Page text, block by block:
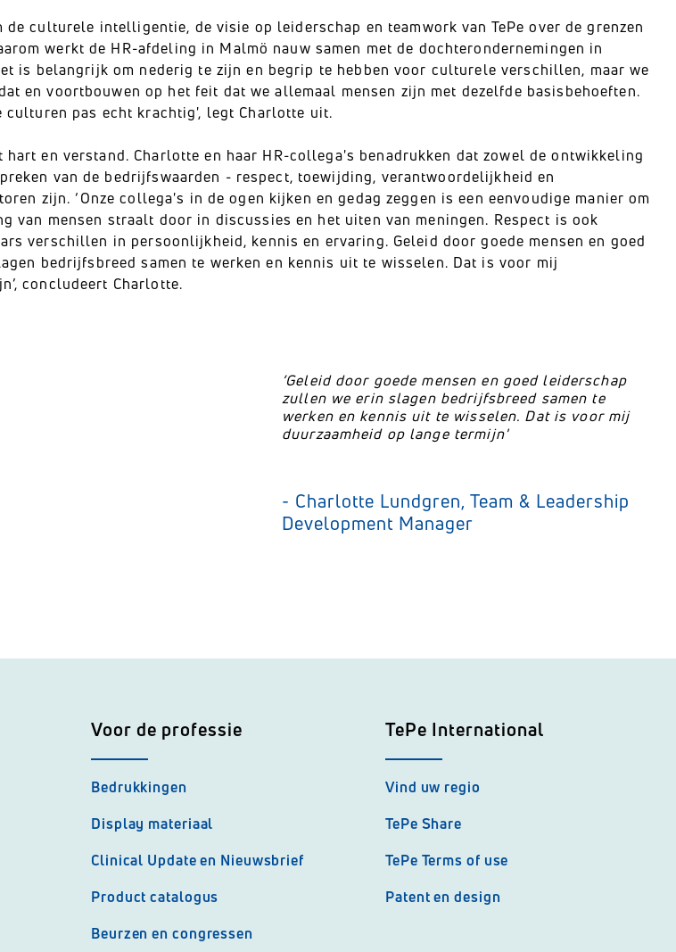
culturele intelligentie, de visie op leiderschap en teamwork van TePe over de grenzen
werkt de HR-afdeling in Malmö nauw samen met de dochterondernemingen in
is belangrijk om nederig te zijn en begrip te hebben voor culturele verschillen, maar we
en voortbouwen op het feit dat we allemaal mensen zijn met dezelfde basisbehoeften.
pas echt krachtig', legt Charlotte uit.
hart en verstand. Charlotte en haar HR-collega's benadrukken dat zowel de ontwikkeling
van de bedrijfswaarden - respect, toewijding, verantwoordelijkheid en
zijn. ‘Onze collega's in de ogen kijken en gedag zeggen is een eenvoudige manier om
van mensen straalt door in discussies en het uiten van meningen. Respect is ook
verschillen in persoonlijkheid, kennis en ervaring. Geleid door goede mensen en goed
bedrijfsbreed samen te werken en kennis uit te wisselen. Dat is voor mij
concludeert Charlotte.
’Geleid door goede mensen en goed leiderschap
zullen we erin slagen bedrijfsbreed samen te
werken en kennis uit te wisselen. Dat is voor mij
duurzaamheid op lange termijn'
- Charlotte Lundgren, Team & Leadership
Development Manager
Voor de professie
Bedrukkingen
Display materiaal
Clinical Update en Nieuwsbrief
Product catalogus
Beurzen en congressen
TePe International
Vind uw regio
TePe Share
TePe Terms of use
Patent en design